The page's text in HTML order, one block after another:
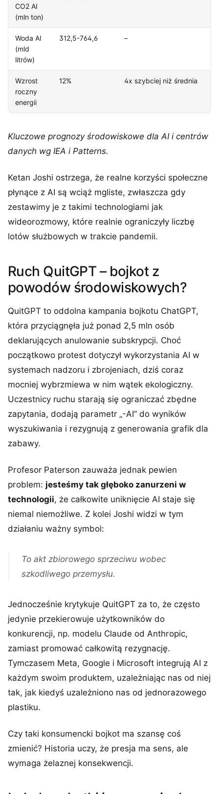
CO2 AI
(mln ton)
Woda AI
(mld
litrów)
312,5-764,6 –
Wzrost
roczny
energii
12% 4x szybciej niż średnia
Kluczowe prognozy środowiskowe dla AI i centrów
danych wg IEA i Patterns.
Ketan Joshi ostrzega, że realne korzyści społeczne
płynące z AI są wciąż mgliste, zwłaszcza gdy
zestawimy je z takimi technologiami jak
wideorozmowy, które realnie ograniczyły liczbę
lotów służbowych w trakcie pandemii.
Ruch QuitGPT – bojkot z
powodów środowiskowych?
QuitGPT to oddolna kampania bojkotu ChatGPT,
która przyciągnęła już ponad 2,5 mln osób
deklarujących anulowanie subskrypcji. Choć
początkowo protest dotyczył wykorzystania AI w
systemach nadzoru i zbrojeniach, dziś coraz
mocniej wybrzmiewa w nim wątek ekologiczny.
Uczestnicy ruchu starają się ograniczać zbędne
zapytania, dodają parametr „-AI” do wyników
wyszukiwania i rezygnują z generowania grafik dla
zabawy.
Profesor Paterson zauważa jednak pewien
problem: jesteśmy tak głęboko zanurzeni w
technologii, że całkowite uniknięcie AI staje się
niemal niemożliwe. Z kolei Joshi widzi w tym
działaniu ważny symbol:
To akt zbiorowego sprzeciwu wobec
szkodliwego przemysłu.
Jednocześnie krytykuje QuitGPT za to, że często
jedynie przekierowuje użytkowników do
konkurencji, np. modelu Claude od Anthropic,
zamiast promować całkowitą rezygnację.
Tymczasem Meta, Google i Microsoft integrują AI z
każdym swoim produktem, uzależniając nas od niej
tak, jak kiedyś uzależniono nas od jednorazowego
plastiku.
Czy taki konsumencki bojkot ma szansę coś
zmienić? Historia uczy, że presja ma sens, ale
wymaga żelaznej konsekwencji.